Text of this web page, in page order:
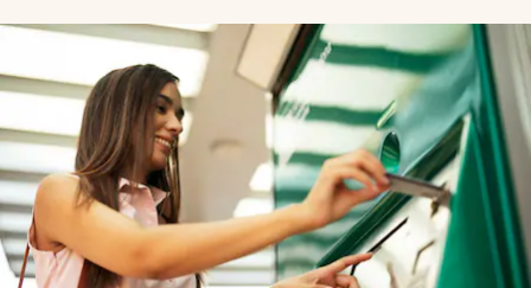
Clima
Mundial 2026
Eventos Corporativos
El Cronista Studio
Mediakit
abre en nueva pestaña
Argentina